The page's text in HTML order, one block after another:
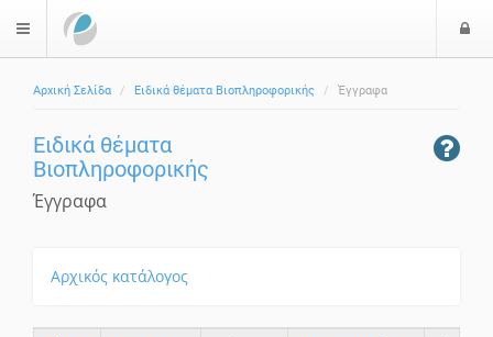
$langMenu
Αρχική Σελίδα Ειδικά θέματα Βιοπληροφορικής Έγγραφα
Ειδικά θέματα
Βιοπληροφορικής
Έγγραφα
Αρχικός κατάλογος